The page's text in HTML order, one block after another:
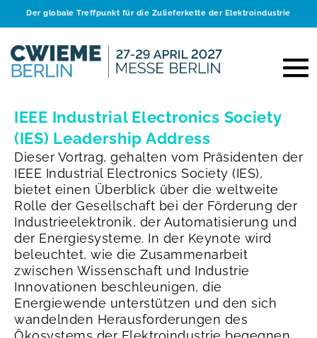
Der globale Treffpunkt für die Zulieferkette der Elektroindustrie
IEEE Industrial Electronics Society
(IES) Leadership Address
Dieser Vortrag, gehalten vom Präsidenten der
IEEE Industrial Electronics Society (IES),
bietet einen Überblick über die weltweite
Rolle der Gesellschaft bei der Förderung der
Industrieelektronik, der Automatisierung und
der Energiesysteme. In der Keynote wird
beleuchtet, wie die Zusammenarbeit
zwischen Wissenschaft und Industrie
Innovationen beschleunigen, die
Energiewende unterstützen und den sich
wandelnden Herausforderungen des